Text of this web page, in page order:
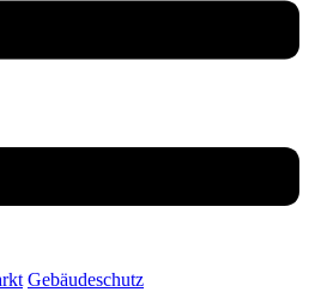
Gebäudeschutz